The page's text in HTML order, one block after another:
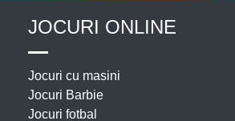
JOCURI ONLINE
Jocuri cu masini
Jocuri Barbie
Jocuri fotbal